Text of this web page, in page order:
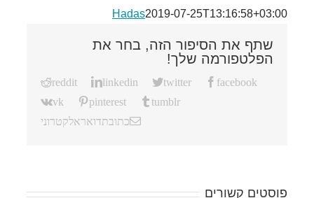
Hadas2019-07-25T13:16:58+03:00
שתף את הסיפור הזה, בחר את
הפלטפורמה שלך!
facebook
twitter
linkedin
reddit
tumblr
pinterest
vk
כתובת דואר אלקטרוני
פוסטים קשורים